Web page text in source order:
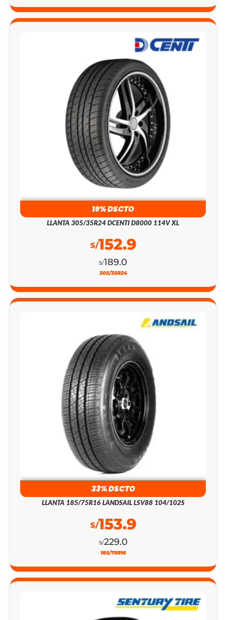
19% DSCTO
LLANTA 305/35R24 DCENTI D8000 114V XL
S/189.0
S/152.9
305/35R24
33% DSCTO
LLANTA 185/75R16 LANDSAIL LSV88 104/102S
S/229.0
S/153.9
185/75R16